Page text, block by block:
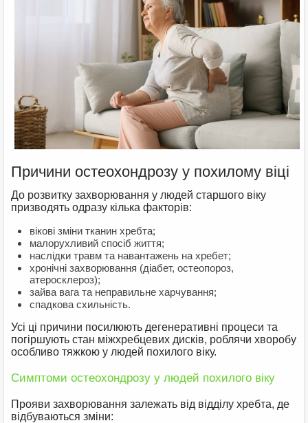
Причини остеохондрозу у похилому віці
До розвитку захворювання у людей старшого віку
призводять одразу кілька факторів:
вікові зміни тканин хребта;
малорухливий спосіб життя;
наслідки травм та навантажень на хребет;
хронічні захворювання (діабет, остеопороз,
атеросклероз);
зайва вага та неправильне харчування;
спадкова схильність.
Усі ці причини посилюють дегенеративні процеси та
погіршують стан міжхребцевих дисків, роблячи хворобу
особливо тяжкою у людей похилого віку.
Симптоми остеохондрозу у людей похилого віку
Прояви захворювання залежать від відділу хребта, де
відбуваються зміни: